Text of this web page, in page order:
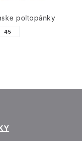
poltopánky
45